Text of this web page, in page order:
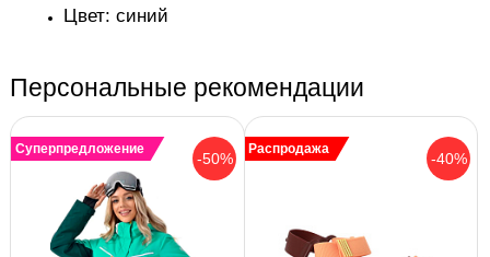
Цвет: синий
Персональные рекомендации
-50%
Суперпредложение
-40%
Распродажа